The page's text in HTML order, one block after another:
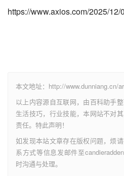
https://www.axios.com/2025/
本文地址：http://www.dunniang.cn/
以上内容源自互联网，由百科助手
生活技巧，行业技能，本网站不对
责任。特此声明！
如发现本站文章存在版权问题，烦
系方式等信息发邮件至
时沟通与处理。